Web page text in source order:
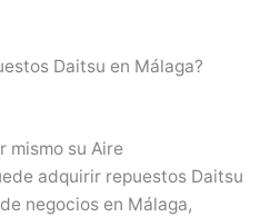
Daitsu en Málaga?
mismo su Aire
adquirir repuestos Daitsu
negocios en Málaga,